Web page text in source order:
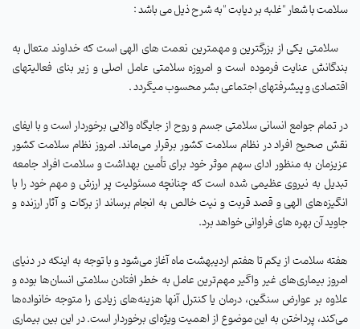
سلامت با شعار "غلبه بر دیابت "به شرح ذیل می باشد :
سلامتی یکی از بزرگترین و مهمترین نعمت های الهی است که خداوند متعال به
بندگانش عنایت فرموده است و امروزه سلامتی عامل اصلی و زیر بنای فعالیتهای
اقتصادی و پیشرفتهای اجتماعی بشر محسوب میگردد .
در تمام جوامع انسانی سلامتی جسم و روح از جایگاه والایی برخوردار است و با ایفای
نقش صحیح افراد در نظام سلامت کشور برقرار می‌ماند. امروز نظام سلامت کشور
عزیزمان به منظور ادای سهم موثر خود برای تأمین بهداشت و سلامت افراد جامعه
تبدیل به نیروی عظیمی شده است که چنانچه مسئولیت پر ارزش و مهم خود را با
انگیزه‌های الهی و قصد قربت و نیت خالص به انجام برساند از برکات و آثار ارزنده و
جاوید آن بهره‌ های فراوانی خواهد برد.
هفته سلامت از یکم تا هفتم اردیبهشت ماه آغاز می‌شود و با توجه به اینکه در دنیای
امروز بیماری‌های غیر واگیر مهم‌ترین عامل به خطر افتادن سلامتی انسان‌ها بوده و
علاوه بر عوارض سنگین، درمان یا کنترل آنها هزینه‌های زیادی را متوجه خانواده‌ها
می‌کند، پرداختن به این موضوع از اهمیت ویژه‌ای برخوردار است. در این بین بیماری